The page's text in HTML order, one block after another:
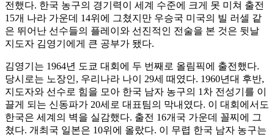
전했다. 한국 농구의 경기력이 세계 수준에 크게 못 미쳐 출전
15개 나라 가운데 14위에 그쳤지만 우승국 미국의 빌 러셀 같
은 뛰어난 선수들의 플레이와 선진적인 전술을 본 것은 뒷날
지도자 김영기에게 큰 공부가 됐다.
김영기는 1964년 도쿄 대회에 두 번째로 올림픽에 출전했다.
당시로는 노장인, 우리나라 나이 29세 때였다. 1960년대 후반,
지도자와 선수로 힘을 모아 한국 남자 농구의 1차 전성기를 이
끌게 되는 신동파가 20세로 대표팀의 막내였다. 이 대회에서도
한국은 세계의 벽을 실감했다. 출전 16개국 가운데 꼴찌에 그
쳤다. 개최국 일본은 10위에 올랐다. 이 무렵 한국 남자 농구는